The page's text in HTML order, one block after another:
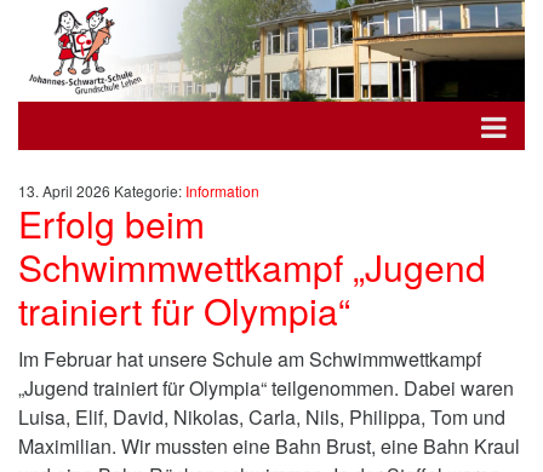
13. April 2026 Kategorie: Information
Erfolg beim
Schwimmwettkampf „Jugend
trainiert für Olympia“
Im Februar hat unsere Schule am Schwimmwettkampf
„Jugend trainiert für Olympia“ teilgenommen. Dabei waren
Luisa, Elif, David, Nikolas, Carla, Nils, Philippa, Tom und
Maximilian. Wir mussten eine Bahn Brust, eine Bahn Kraul